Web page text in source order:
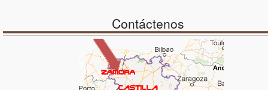
Contáctenos